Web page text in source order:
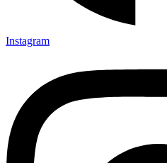
Instagram